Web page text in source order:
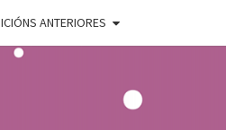
ANTERIORES